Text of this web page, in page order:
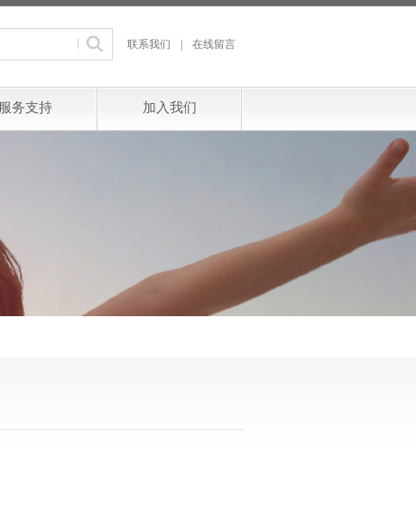
联系我们 在线留言
服务支持 加入我们